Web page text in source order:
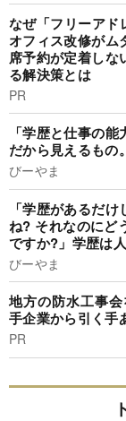
なぜ「フリーアド
オフィス改修がム
席予約が定着しな
る解決策とは
PR
「学歴と仕事の
だから見えるもの
びーやま
「学歴があるだ
ね? それなのにど
ですか?」学歴は
びーやま
地方の防水工事
手企業から引く手
PR